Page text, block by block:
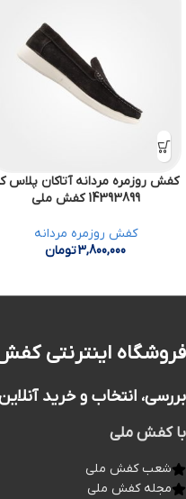
کفش روزمره مردانه آتاکان پلاس
14393899 کفش ملی
کفش روزمره مردانه
3,800,000تومان
فروشگاه اینترنتی
بررسی، انتخاب و خرید
با کفش ملی
شعب کفش ملی
مجله کفش ملی